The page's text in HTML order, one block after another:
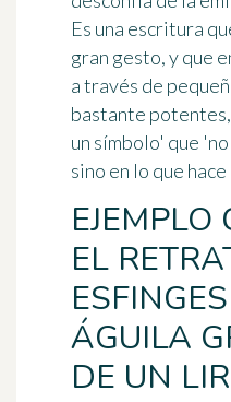
Es una escritura
gran gesto, y que
a través de
bastante
un símbolo' que
sino en lo que
EJEMPLO
EL
ÁGUILA
DE UN